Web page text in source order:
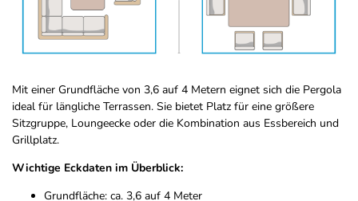
Mit einer Grundfläche von 3,6 auf 4 Metern eignet sich die Pergola
ideal für längliche Terrassen. Sie bietet Platz für eine größere
Sitzgruppe, Loungeecke oder die Kombination aus Essbereich und
Grillplatz.
Wichtige Eckdaten im Überblick:
Grundfläche: ca. 3,6 auf 4 Meter